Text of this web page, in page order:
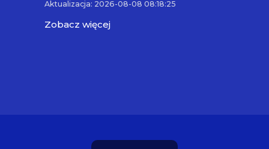
Aktualizacja: 2026-08-08 08:18:25
Zobacz więcej